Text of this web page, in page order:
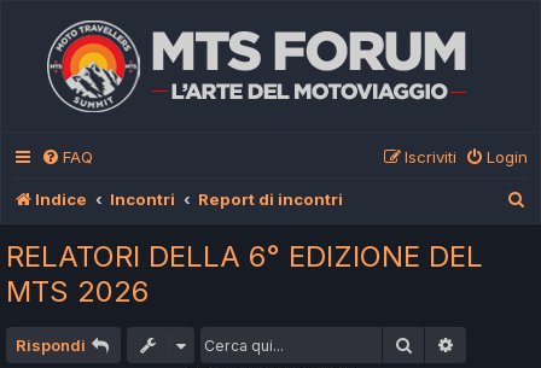
FAQ Login
Iscriviti
Indice Incontri Report di incontri
RELATORI DELLA 6° EDIZIONE DEL
MTS 2026
Rispondi Cerca